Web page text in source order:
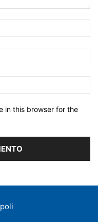
in this browser for the